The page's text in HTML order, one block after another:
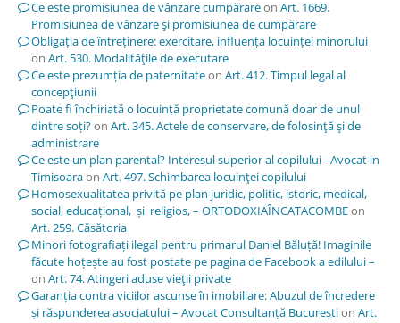
Ce este promisiunea de vânzare cumpărareon Art. 1669.
Promisiunea de vânzare şi promisiunea de cumpărare
Obligația de întreținere: exercitare, influența locuinței minorului
on Art. 530. Modalităţile de executare
Ce este prezumția de paternitateon Art. 412. Timpul legal al
concepţiunii
Poate fi închiriată o locuință proprietate comună doar de unul
dintre soți?on Art. 345. Actele de conservare, de folosinţă şi de
administrare
Ce este un plan parental? Interesul superior al copilului - Avocat in
Timisoaraon Art. 497. Schimbarea locuinţei copilului
Homosexualitatea privită pe plan juridic, politic, istoric, medical,
social, educațional, și religios, – ORTODOXIAÎNCATACOMBEon
Art. 259. Căsătoria
Minori fotografiați ilegal pentru primarul Daniel Băluță! Imaginile
făcute hoțește au fost postate pe pagina de Facebook a edilului –
on Art. 74. Atingeri aduse vieţii private
Garanția contra viciilor ascunse în imobiliare: Abuzul de încredere
și răspunderea asociatului – Avocat Consultanță Bucureștion Art.